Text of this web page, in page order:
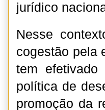
jurídico
Nesse
cogestão pela
tem
política de
promoção da